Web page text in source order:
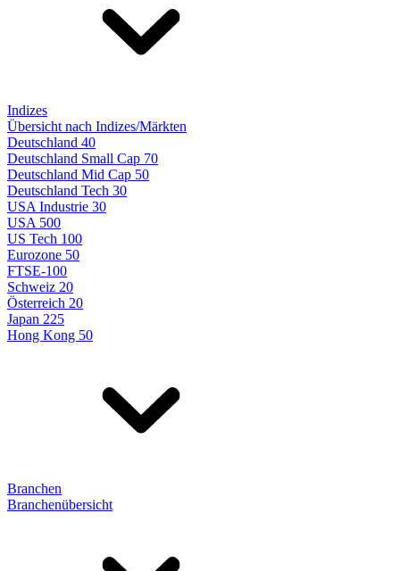
Indizes
Übersicht nach Indizes/Märkten
Deutschland 40
Deutschland Small Cap 70
Deutschland Mid Cap 50
Deutschland Tech 30
USA Industrie 30
USA 500
US Tech 100
Eurozone 50
FTSE-100
Schweiz 20
Österreich 20
Japan 225
Hong Kong 50
Branchen
Branchenübersicht